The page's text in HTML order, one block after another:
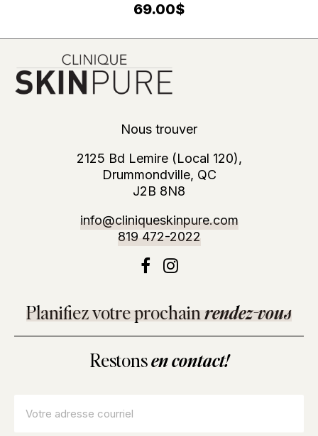
69.00$
Nous trouver
2125 Bd Lemire (Local 120),
Drummondville, QC
J2B 8N8
info@cliniqueskinpure.com
819 472-2022
Planifiez votre prochainrendez-vous
Restonsen contact!